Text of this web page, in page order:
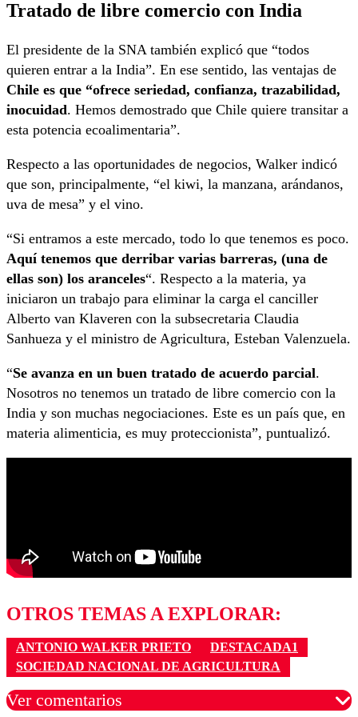
Tratado de libre comercio con India
El presidente de la SNA también explicó que “todos
quieren entrar a la India”. En ese sentido, las ventajas de
Chile es que “ofrece seriedad, confianza, trazabilidad,
inocuidad. Hemos demostrado que Chile quiere transitar a
esta potencia ecoalimentaria”.
Respecto a las oportunidades de negocios, Walker indicó
que son, principalmente, “el kiwi, la manzana, arándanos,
uva de mesa” y el vino.
“Si entramos a este mercado, todo lo que tenemos es poco.
Aquí tenemos que derribar varias barreras, (una de
ellas son) los aranceles“. Respecto a la materia, ya
iniciaron un trabajo para eliminar la carga el canciller
Alberto van Klaveren con la subsecretaria Claudia
Sanhueza y el ministro de Agricultura, Esteban Valenzuela.
“Se avanza en un buen tratado de acuerdo parcial.
Nosotros no tenemos un tratado de libre comercio con la
India y son muchas negociaciones. Este es un país que, en
materia alimenticia, es muy proteccionista”, puntualizó.
OTROS TEMAS A EXPLORAR:
ANTONIO WALKER PRIETO
DESTACADA1
SOCIEDAD NACIONAL DE AGRICULTURA
Ver comentarios